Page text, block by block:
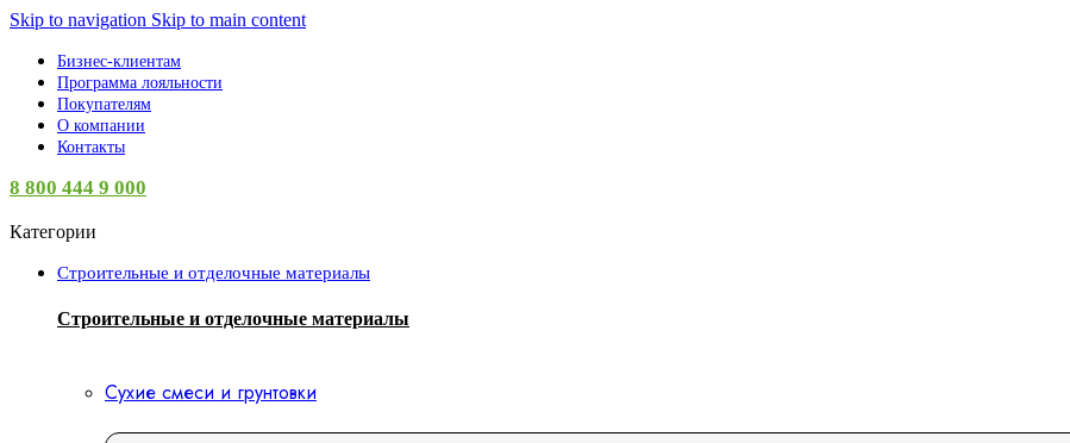
Skip to navigation Skip to main content
Бизнес-клиентам
Программа лояльности
Покупателям
О компании
Контакты
8 800 444 9 000
Категории
Строительные и отделочные материалы
Строительные и отделочные материалы
Сухие смеси и грунтовки